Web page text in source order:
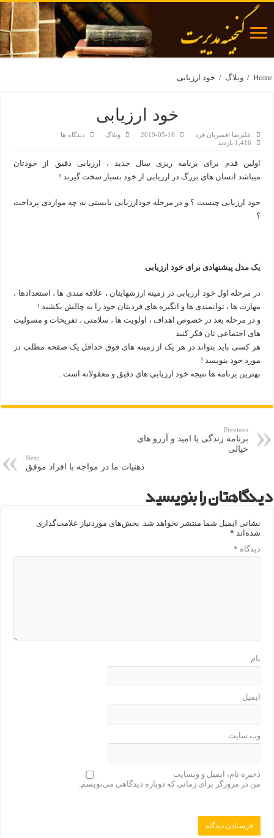
Home
/ وبلاگ / خود ارزیابی
خود ارزیابی
علیرضا افسریان فرد 2019-05-16 وبلاگ
دیدگاه ها
1,416 بازدید
اولین قدم برای برنامه ریزی سال جدید ، ارزیابی دقیق از خودتان
میباشد انسان های بزرگ در ارزیابی از خود بسیار سخت گیرند !
خود ارزیابی چیست ؟ و در مرحله خودارزیابی بایستی به چه مواردی پرداخت
؟
یک مدل پیشنهادی برای خود ارزیابی
در مرحله اول خود ارزیابی در زمینه ارزشهایتان ، علاقه مندی ها ، استعدادها ،
مهارت ها ، توانمندی ها و انگیزه های فردیتان خود را به چالش بکشید !
و در مرحله بعد در خصوص اهداف ، اولویت ها ، سلامتی ، تفریحات و مسولیت
های اجتماعی تان فکر کنید
هر کسی باید بتواند در هر یک از زمینه های فوق حداقل یک صفحه مطلب در
مورد خود بنویسد !
بهترین برنامه ها نتیجه خود ارزیابی های دقیق و معقولانه است .
Previous
برنامه زندگی یا امید و آرزو های
خیالی
Next
ذهنیات ما در مواجه با افراد موفق
دیدگاهتان را بنویسید
نشانی ایمیل شما منتشر نخواهد شد. بخش‌های موردنیاز علامت‌گذاری
شده‌اند *
دیدگاه *
نام
ایمیل
وب‌ سایت
ذخیره نام، ایمیل و وبسایت
من در مرورگر برای زمانی که دوباره دیدگاهی می‌نویسم.